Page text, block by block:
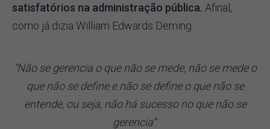
satisfatórios na administração pública. Afinal,
como já dizia William Edwards Deming:
“Não se gerencia o que não se mede, não se mede o
que não se define e não se define o que não se
entende, ou seja, não há sucesso no que não se
gerencia”.